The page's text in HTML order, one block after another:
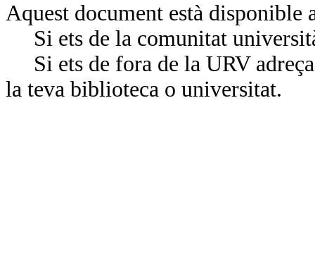
Aquest document està
Si ets de la comunitat
Si ets de fora de la URV
la teva biblioteca o universitat.